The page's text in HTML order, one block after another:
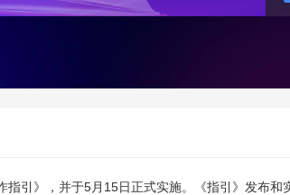
》，并于5月15日正式实施。《指引》发布和